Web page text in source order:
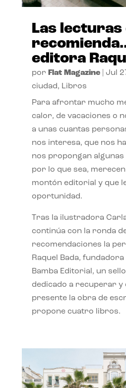
Las lecturas
editora
por Flat Magazine| Jul
ciudad, Libros
Para afrontar mucho
calor, de vacaciones o
a unas cuantas
nos interesa, que nos
nos propongan
por lo que sea,
montón editorial y que
oportunidad.
Tras la ilustradora
continúa con la ronda
recomendaciones la
Raquel Bada,
Bamba Editorial, un
dedicado a recuperar y
presente la obra de
propone cuatro libros.